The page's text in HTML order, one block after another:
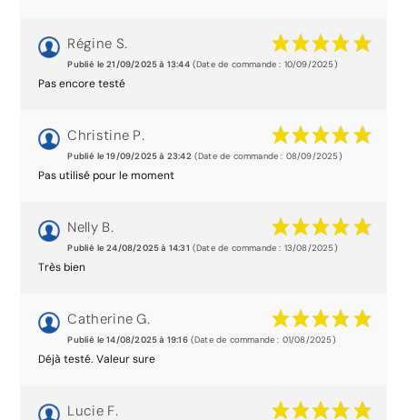
Régine S.
Publié le 21/09/2025 à 13:44(Date de commande : 10/09/2025)
Pas encore testé
Christine P.
Publié le 19/09/2025 à 23:42(Date de commande : 08/09/2025)
Pas utilisé pour le moment
Nelly B.
Publié le 24/08/2025 à 14:31 (Date de commande : 13/08/2025)
Très bien
Catherine G.
Publié le 14/08/2025 à 19:16(Date de commande : 01/08/2025)
Déjà testé. Valeur sure
Lucie F.